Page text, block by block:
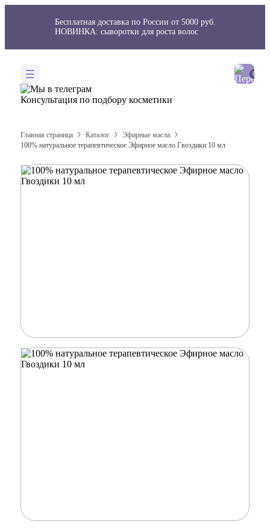
Бесплатная доставка по России от 5000 руб.
НОВИНКА: сыворотки для роста волос
Консультация по подбору косметики
Главная страница Каталог
Эфирные масла
100% натуральное терапевтическое Эфирное масло Гвоздики 10 мл